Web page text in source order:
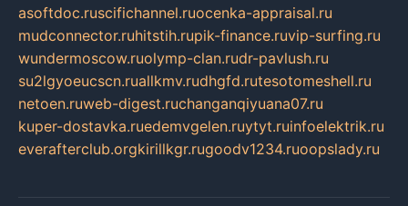
asoftdoc.ruscifichannel.ruocenka-appraisal.ru
mudconnector.ruhitstih.rupik-finance.ruvip-surfing.ru
wundermoscow.ruolymp-clan.rudr-pavlush.ru
su2lgyoeucscn.ruallkmv.rudhgfd.rutesotomeshell.ru
netoen.ruweb-digest.ruchanganqiyuana07.ru
kuper-dostavka.ruedemvgelen.ruytyt.ruinfoelektrik.ru
everafterclub.orgkirillkgr.rugoodv1234.ruoopslady.ru